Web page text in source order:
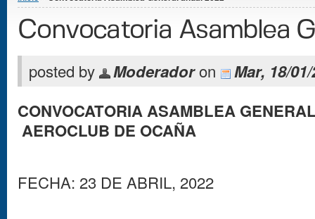
Convocatoria Asamblea
posted by Moderadoron
Mar, 18/
CONVOCATORIA ASAMBLEA
AEROCLUB DE OCAÑA
FECHA: 23 DE ABRIL, 2022